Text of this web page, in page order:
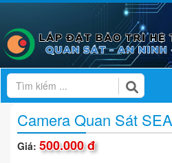
Camera Quan Sát
Giá: 500.000 đ